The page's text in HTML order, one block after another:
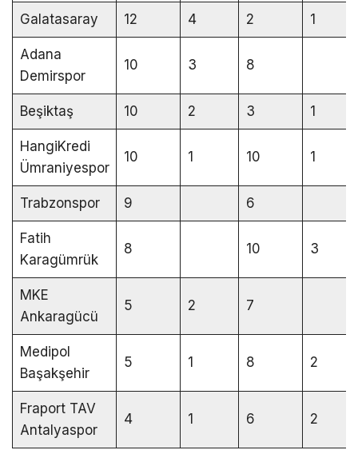
Galatasaray 12 4 2 1
Adana
Demirspor
10 3 8
Beşiktaş 10 2 3 1
HangiKredi
Ümraniyespor
10 1 10 1
Trabzonspor 9 6
Fatih
Karagümrük
8 10 3
MKE
Ankaragücü
5 2 7
Medipol
Başakşehir
5 1 8 2
Fraport TAV
Antalyaspor
4 1 6 2